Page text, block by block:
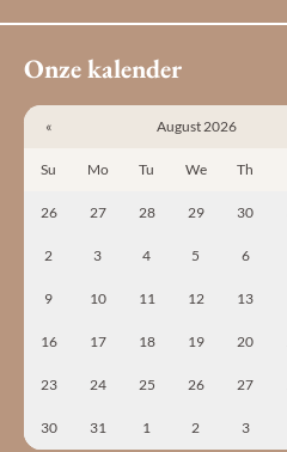
Onze kalender
« August 2026
Su Mo Tu We Th
26 27 28 29 30
2 3 4 5 6
9 10 11 12 13
16 17 18 19 20
23 24 25 26 27
30 31 1 2 3